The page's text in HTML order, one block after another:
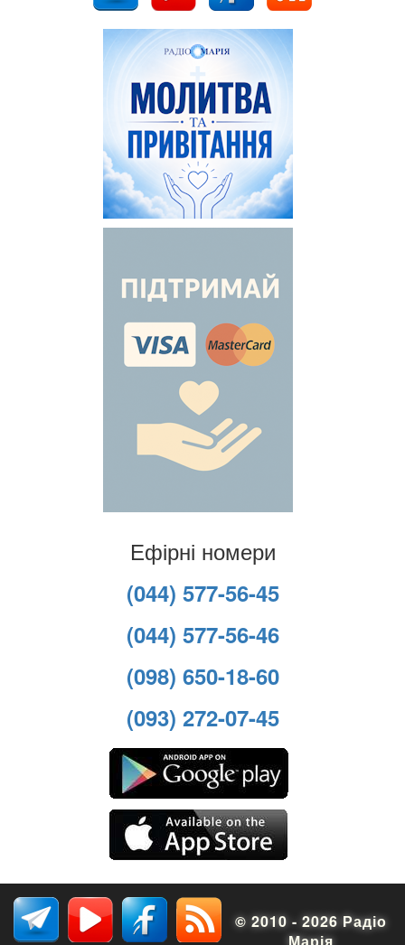
Ефірні номери
(044) 577-56-45
(044) 577-56-46
(098) 650-18-60
(093) 272-07-45
© 2010 - 2026 Радіо